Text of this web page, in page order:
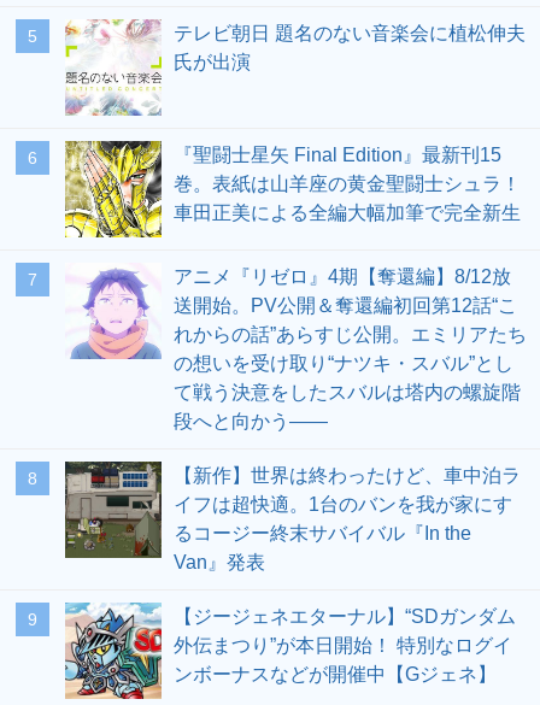
5
テレビ朝日 題名のない音楽会に植松伸夫
氏が出演
6
『聖闘士星矢 Final Edition』最新刊15
巻。表紙は山羊座の黄金聖闘士シュラ！
車田正美による全編大幅加筆で完全新生
7
アニメ『リゼロ』4期【奪還編】8/12放
送開始。PV公開＆奪還編初回第12話“こ
れからの話”あらすじ公開。エミリアたち
の想いを受け取り“ナツキ・スバル”とし
て戦う決意をしたスバルは塔内の螺旋階
段へと向かう――
8
【新作】世界は終わったけど、車中泊ラ
イフは超快適。1台のバンを我が家にす
るコージー終末サバイバル『In the
Van』発表
9
【ジージェネエターナル】“SDガンダム
外伝まつり”が本日開始！ 特別なログイ
ンボーナスなどが開催中【Gジェネ】